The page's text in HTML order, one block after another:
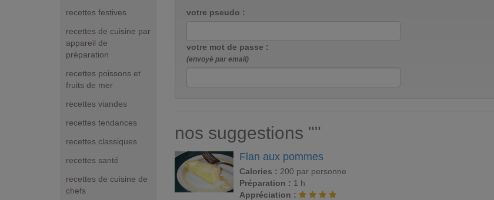
recettes festives
recettes de cuisine par
appareil de
préparation
recettes poissons et
fruits de mer
recettes viandes
recettes tendances
recettes classiques
recettes santé
recettes de cuisine de
chefs
votre pseudo :
votre mot de passe :
(envoyé par email)
nos suggestions ""
Flan aux pommes
Calories : 200 par personne
Préparation : 1 h
Appréciation :